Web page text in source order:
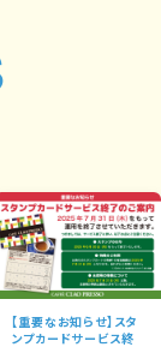
【重要なお知らせ】スタ
ンプカードサービス終